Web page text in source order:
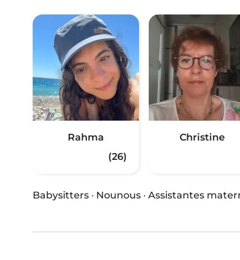
Rahma
(26)
Christine
Babysitters · Nounous · Assistantes